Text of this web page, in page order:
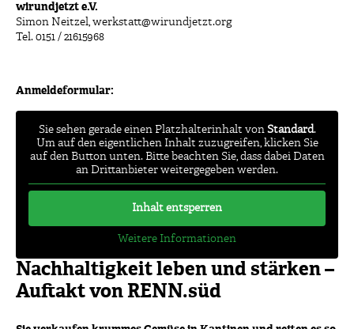
wirundjetzt e.V.
Simon Neitzel, werkstatt@wirundjetzt.org
Tel. 0151 / 21615968
Anmeldeformular:
Sie sehen gerade einen Platzhalterinhalt von Standard.
Um auf den eigentlichen Inhalt zuzugreifen, klicken Sie
auf den Button unten. Bitte beachten Sie, dass dabei Daten
an Drittanbieter weitergegeben werden.
Inhalt entsperren
Weitere Informationen
Nachhaltigkeit leben und stärken –
Auftakt von RENN.süd